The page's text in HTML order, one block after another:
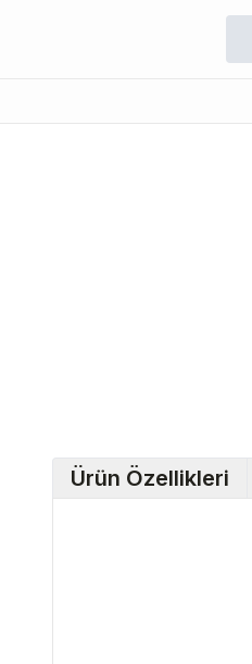
Ürün Özellikleri